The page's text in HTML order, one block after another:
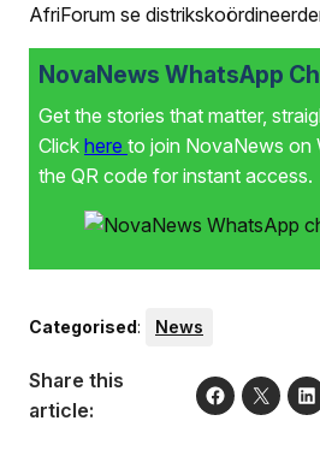
AfriForum se
NovaNews WhatsApp
Get the stories that matter,
Click here to join NovaNews on
the QR code for instant access.
Categorised: News
Share this
article: